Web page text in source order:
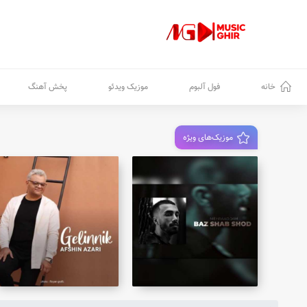
خانه فول آلبوم موزیک ویدئو پخش آهنگ
موزیک‌های ویژه